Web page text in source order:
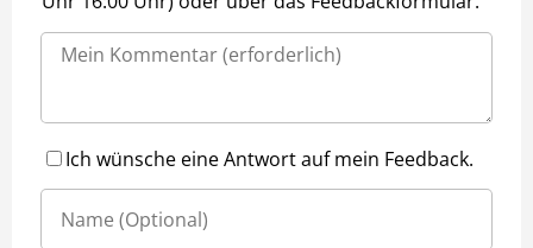
Ich wünsche eine Antwort auf mein Feedback.